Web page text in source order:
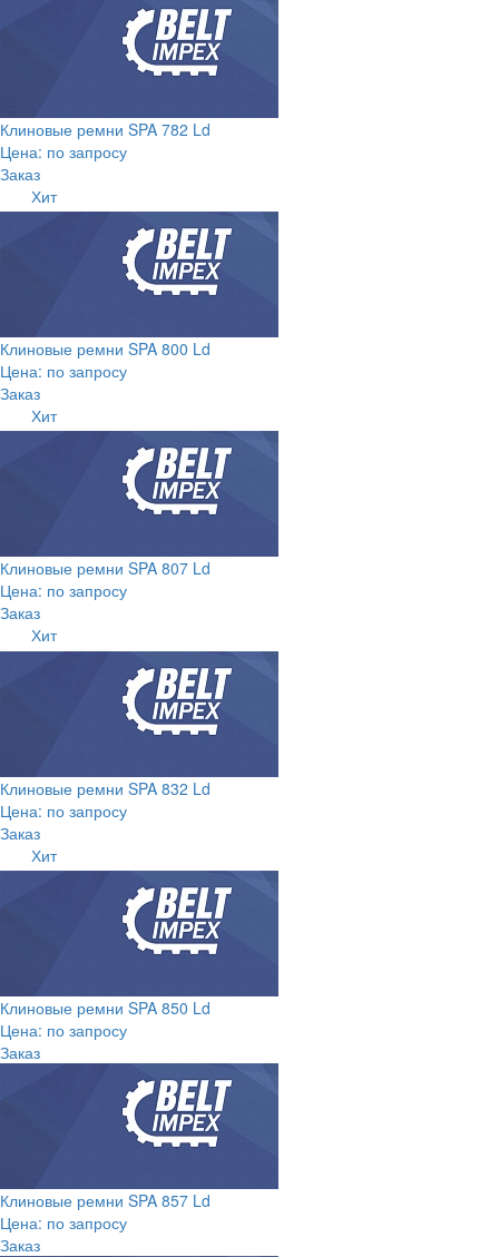
Клиновые ремни SPA 782 Ld
Цена: по запросу
Заказ
Хит
Клиновые ремни SPA 800 Ld
Цена: по запросу
Заказ
Хит
Клиновые ремни SPA 807 Ld
Цена: по запросу
Заказ
Хит
Клиновые ремни SPA 832 Ld
Цена: по запросу
Заказ
Хит
Клиновые ремни SPA 850 Ld
Цена: по запросу
Заказ
Клиновые ремни SPA 857 Ld
Цена: по запросу
Заказ